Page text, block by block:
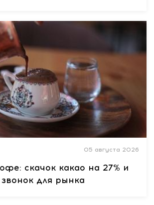
05 августа 2026
скачок какао на 27% и
для рынка